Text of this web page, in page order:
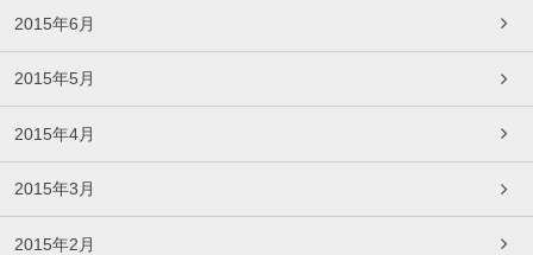
2015年6月
2015年5月
2015年4月
2015年3月
2015年2月